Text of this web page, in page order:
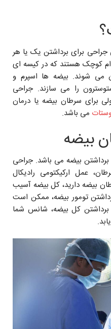
جراحی برای برداشتن یک یا هر
کوچک هستند که در کیسه ای
می شوند. بیضه ها اسپرم و
را می سازند. جراحی
برای سرطان بیضه یا درمان
می باشد.
بیضه
بیضه می باشد. جراحی
عمل ارکیکتومی رادیکال
بیضه دارید، کل بیضه آسیب
تومور بیضه، ممکن است
کل بیضه، شانس شما